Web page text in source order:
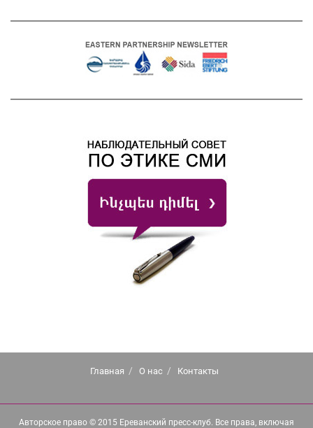
Главная О нас Контакты
Авторское право © 2015 Ереванский пресс-клуб. Все права, включая